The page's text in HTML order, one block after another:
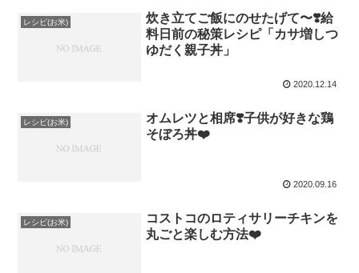
レシピ(お米)
炊き立てご飯にのせたげて〜❣️給
料日前の秘策レシピ「カサ増しつ
ゆだく親子丼」
2020.12.14
レシピ(お米)
オムレツと相席❣️子供が好きな鶏
そぼろ丼❤️
2020.09.16
レシピ(お米)
コストコのロティサリーチキンを
丸ごと楽しむ方法❤️